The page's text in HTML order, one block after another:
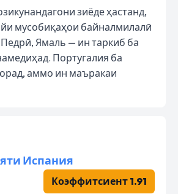
зиёде ҳастанд,
мусобиқаҳои байналмилалӣ
Ямаль — ин таркиб ба
Португалия ба
аммо ин маъракаи
Испания
Коэффитсиент 1.91